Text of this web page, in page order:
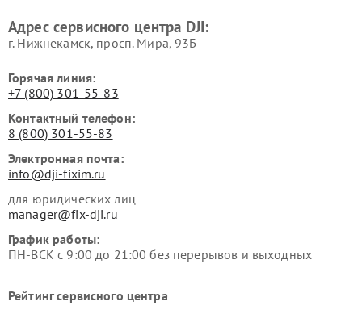
Адрес сервисного центра DJI:
г. Нижнекамск, просп. Мира, 93Б
Горячая линия:
+7 (800) 301-55-83
Контактный телефон:
8 (800) 301-55-83
Электронная почта:
info@dji-fixim.ru
для юридических лиц
manager@fix-dji.ru
График работы:
ПН-ВСК с 9:00 до 21:00 без перерывов и выходных
Рейтинг сервисного центра